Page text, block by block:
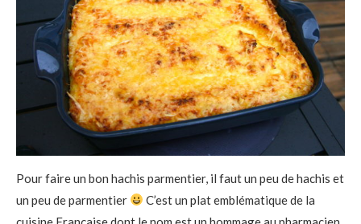
Pour faire un bon hachis parmentier, il faut un peu de hachis et
un peu de parmentier
C’est un plat emblématique de la